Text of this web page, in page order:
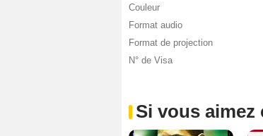
Couleur
Format audio
Format de projection
N° de Visa
Si vous aimez